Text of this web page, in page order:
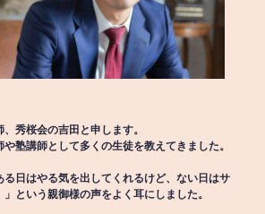
秀桜会の吉田と申します。
塾講師として多くの生徒を教えてきました。
る日はやる気を出してくれるけど、ない日はサ
という親御様の声をよく耳にしました。